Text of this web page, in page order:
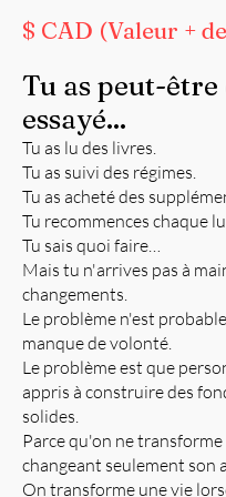
$ CAD (Valeur +
Tu as peut-être
essayé...
Tu as lu des livres.
Tu as suivi des régimes.
Tu as acheté des
Tu recommences chaque
Tu sais quoi faire…
Mais tu n'arrives pas à
changements.
Le problème n'est
manque de volonté.
Le problème est que
appris à construire des
solides.
Parce qu'on ne transforme
changeant seulement son
On transforme une vie